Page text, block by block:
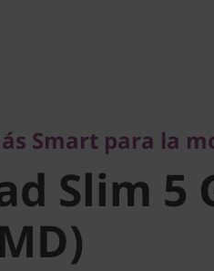
Slim 5
Smart para la
Slim 5